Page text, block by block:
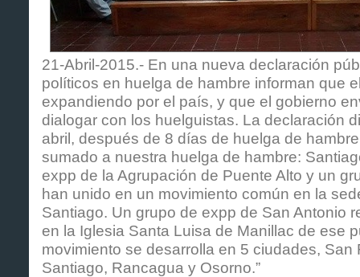
21-Abril-2015.- En una nueva declaración
políticos en huelga de hambre informan que
expandiendo por el país, y que el gobierno
dialogar con los huelguistas. La declaración
abril, después de 8 días de huelga de
sumado a nuestra huelga de hambre:
expp de la Agrupación de Puente Alto y un
han unido en un movimiento común en la
Santiago. Un grupo de expp de San Antonio
en la Iglesia Santa Luisa de Manillac de ese
movimiento se desarrolla en 5 ciudades, San
Santiago, Rancagua y Osorno.”